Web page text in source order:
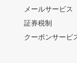
メールサービス
証券税制
クーポンサービ